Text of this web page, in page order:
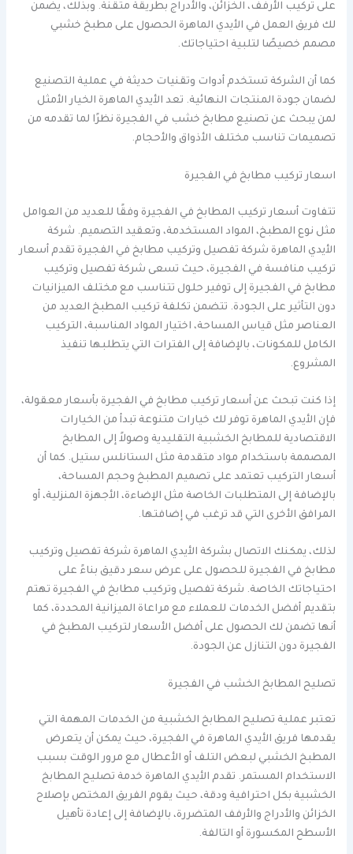
على تركيب الأرفف، الخزائن، والأدراج بطريقة متقنة. وبذلك، يضمن
لك فريق العمل في الأيدي الماهرة الحصول على مطبخ خشبي
مصمم خصيصًا لتلبية احتياجاتك.
كما أن الشركة تستخدم أدوات وتقنيات حديثة في عملية التصنيع
لضمان جودة المنتجات النهائية. تعد الأيدي الماهرة الخيار الأمثل
لمن يبحث عن تصنيع مطابخ خشب في الفجيرة نظرًا لما تقدمه من
تصميمات تناسب مختلف الأذواق والأحجام.
اسعار تركيب مطابخ في الفجيرة
تتفاوت أسعار تركيب المطابخ في الفجيرة وفقًا للعديد من العوامل
مثل نوع المطبخ، المواد المستخدمة، وتعقيد التصميم. شركة
الأيدي الماهرة شركة تفصيل وتركيب مطابخ في الفجيرة تقدم أسعار
تركيب منافسة في الفجيرة، حيث تسعى شركة تفصيل وتركيب
مطابخ في الفجيرة إلى توفير حلول تتناسب مع مختلف الميزانيات
دون التأثير على الجودة. تتضمن تكلفة تركيب المطبخ العديد من
العناصر مثل قياس المساحة، اختيار المواد المناسبة، التركيب
الكامل للمكونات، بالإضافة إلى الفترات التي يتطلبها تنفيذ
المشروع.
إذا كنت تبحث عن أسعار تركيب مطابخ في الفجيرة بأسعار معقولة،
فإن الأيدي الماهرة توفر لك خيارات متنوعة تبدأ من الخيارات
الاقتصادية للمطابخ الخشبية التقليدية وصولاً إلى المطابخ
المصممة باستخدام مواد متقدمة مثل الستانلس ستيل. كما أن
أسعار التركيب تعتمد على تصميم المطبخ وحجم المساحة،
بالإضافة إلى المتطلبات الخاصة مثل الإضاءة، الأجهزة المنزلية، أو
المرافق الأخرى التي قد ترغب في إضافتها.
لذلك، يمكنك الاتصال بشركة الأيدي الماهرة شركة تفصيل وتركيب
مطابخ في الفجيرة للحصول على عرض سعر دقيق بناءً على
احتياجاتك الخاصة. شركة تفصيل وتركيب مطابخ في الفجيرة تهتم
بتقديم أفضل الخدمات للعملاء مع مراعاة الميزانية المحددة، كما
أنها تضمن لك الحصول على أفضل الأسعار لتركيب المطبخ في
الفجيرة دون التنازل عن الجودة.
تصليح المطابخ الخشب في الفجيرة
تعتبر عملية تصليح المطابخ الخشبية من الخدمات المهمة التي
يقدمها فريق الأيدي الماهرة في الفجيرة، حيث يمكن أن يتعرض
المطبخ الخشبي لبعض التلف أو الأعطال مع مرور الوقت بسبب
الاستخدام المستمر. تقدم الأيدي الماهرة خدمة تصليح المطابخ
الخشبية بكل احترافية ودقة، حيث يقوم الفريق المختص بإصلاح
الخزائن والأدراج والأرفف المتضررة، بالإضافة إلى إعادة تأهيل
الأسطح المكسورة أو التالفة.